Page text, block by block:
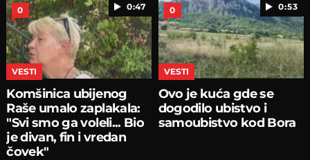
0:47
0
VESTI
Komšinica ubijenog
Raše umalo zaplakala:
"Svi smo ga voleli... Bio
je divan, fin i vredan
čovek"
0:53
0
VESTI
Ovo je kuća gde se
dogodilo ubistvo i
samoubistvo kod Bora